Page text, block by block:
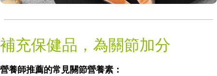
補充保健品，為關節加分
營養師推薦的常見關節營養素：